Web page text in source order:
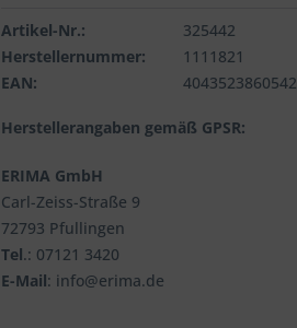
Artikel-Nr.:
325442
Herstellernummer:
1111821
EAN:
4043523860542
Herstellerangaben gemäß GPSR:
ERIMA GmbH
Carl-Zeiss-Straße 9
72793 Pfullingen
Tel.: 07121 3420
E-Mail: info@erima.de